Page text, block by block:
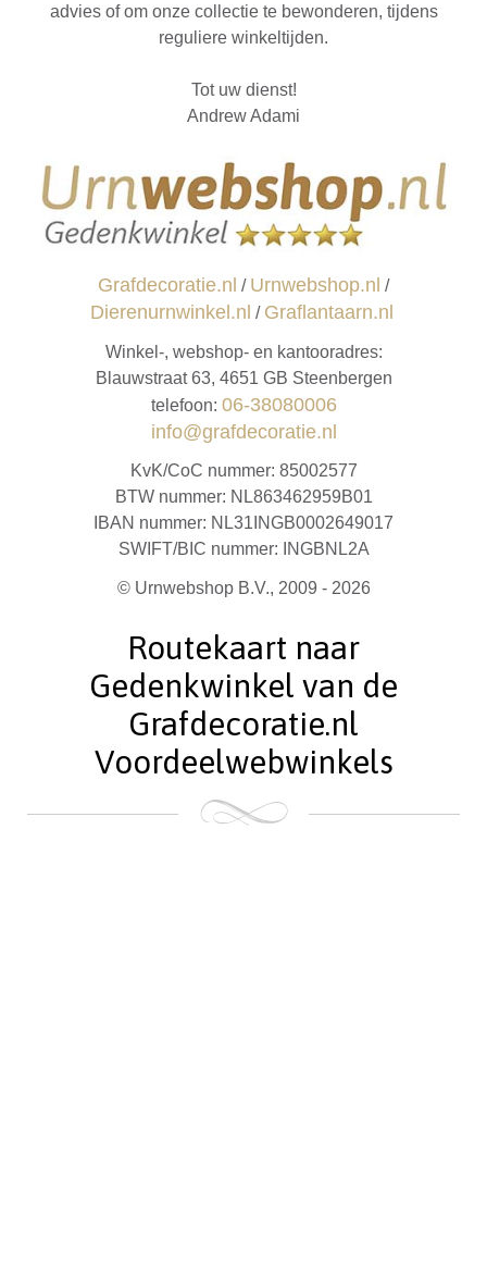
advies of om onze collectie te bewonderen, tijdens
reguliere winkeltijden.
Tot uw dienst!
Andrew Adami
Grafdecoratie.nl / Urnwebshop.nl /
Dierenurnwinkel.nl / Graflantaarn.nl
Winkel-, webshop- en kantooradres:
Blauwstraat 63, 4651 GB Steenbergen
telefoon: 06-38080006
info@grafdecoratie.nl
KvK/CoC nummer: 85002577
BTW nummer: NL863462959B01
IBAN nummer: NL31INGB0002649017
SWIFT/BIC nummer: INGBNL2A
© Urnwebshop B.V., 2009 - 2026
Routekaart naar
Gedenkwinkel van de
Grafdecoratie.nl
Voordeelwebwinkels